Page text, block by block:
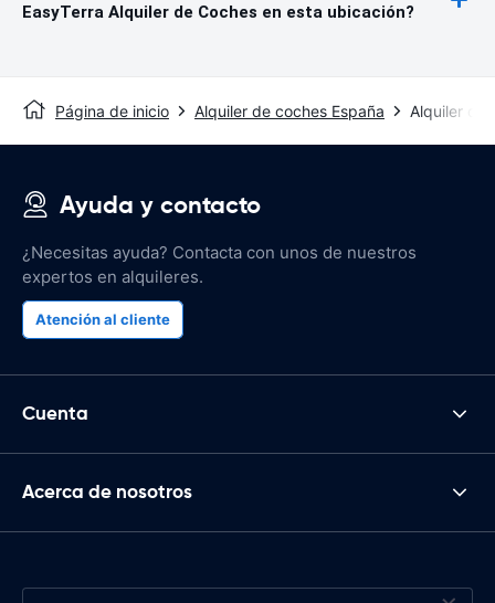
EasyTerra Alquiler de Coches en esta ubicación?
Página de inicio Alquiler de coches España Alquiler de
Ayuda y contacto
¿Necesitas ayuda? Contacta con unos de nuestros
expertos en alquileres.
Atención al cliente
Cuenta
Acerca de nosotros